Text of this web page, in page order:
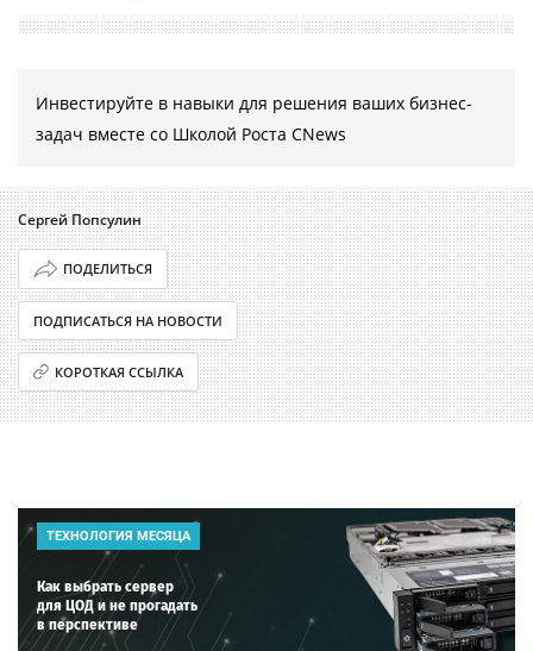
Инвестируйте в навыки для решения ваших бизнес-
задач вместе со Школой Роста CNews
Сергей Попсулин
ПОДЕЛИТЬСЯ
ПОДПИСАТЬСЯ НА НОВОСТИ
КОРОТКАЯ ССЫЛКА
ТЕХНОЛОГИЯ МЕСЯЦА
Как выбрать сервер
для ЦОД и не прогадать
в перспективе